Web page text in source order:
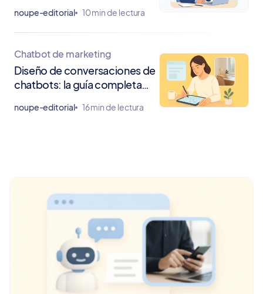
noupe-editorial 10 min de lectura
Chatbot de marketing
Diseño de conversaciones de
chatbots: la guía completa
noupe-editorial 16 min de lectura